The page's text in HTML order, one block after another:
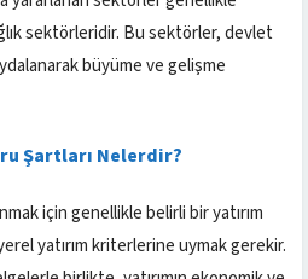
sektörleridir. Bu sektörler, devlet
büyüme ve gelişme
Şartları Nelerdir?
için genellikle belirli bir yatırım
yatırım kriterlerine uymak gerekir.